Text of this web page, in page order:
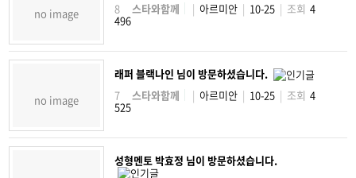
no image
8
스타와함께 | 아르미안 | 10-25 | 조회 4
496
no image
래퍼 블랙나인 님이 방문하셨습니다.
7
스타와함께 | 아르미안 | 10-25 | 조회 4
525
성형멘토 박효정 님이 방문하셨습니다.